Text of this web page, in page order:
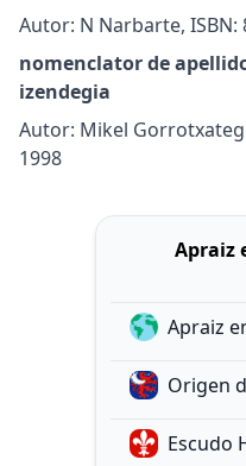
Autor: N Narbarte, ISBN:
nomenclator de
izendegia
Autor: Mikel
1998
Apraiz
Apraiz
Origen
Escudo